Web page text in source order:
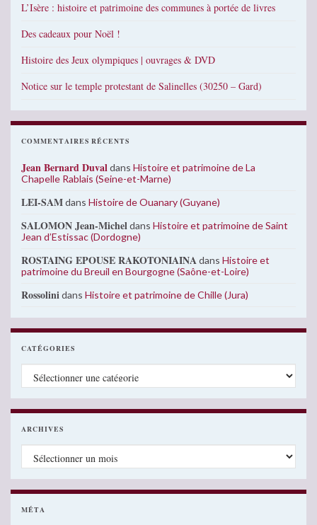
L’Isère : histoire et patrimoine des communes à portée de livres
Des cadeaux pour Noël !
Histoire des Jeux olympiques | ouvrages & DVD
Notice sur le temple protestant de Salinelles (30250 – Gard)
COMMENTAIRES RÉCENTS
Jean Bernard Duvaldans Histoire et patrimoine de La
Chapelle Rablais (Seine-et-Marne)
LEI-SAMdans Histoire de Ouanary (Guyane)
SALOMON Jean-Micheldans Histoire et patrimoine de Saint
Jean d’Estissac (Dordogne)
ROSTAING EPOUSE RAKOTONIAINAdans Histoire et
patrimoine du Breuil en Bourgogne (Saône-et-Loire)
Rossolinidans Histoire et patrimoine de Chille (Jura)
CATÉGORIES
Catégories
ARCHIVES
Archives
MÉTA